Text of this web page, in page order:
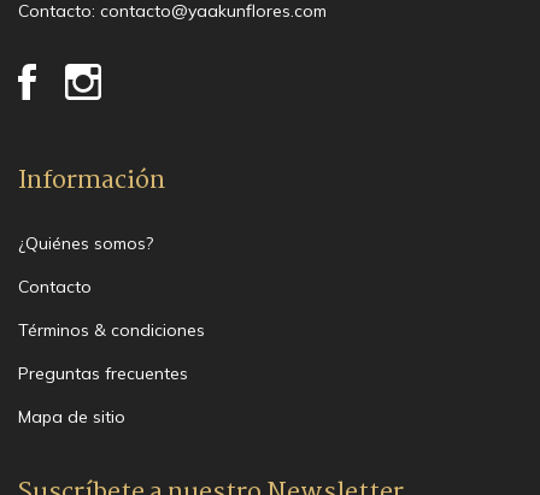
Contacto: contacto@yaakunflores.com
Información
¿Quiénes somos?
Contacto
Términos & condiciones
Preguntas frecuentes
Mapa de sitio